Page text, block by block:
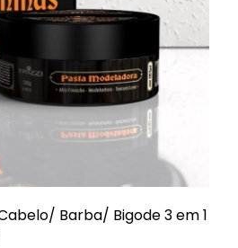
Barba/ Bigode 3 em 1